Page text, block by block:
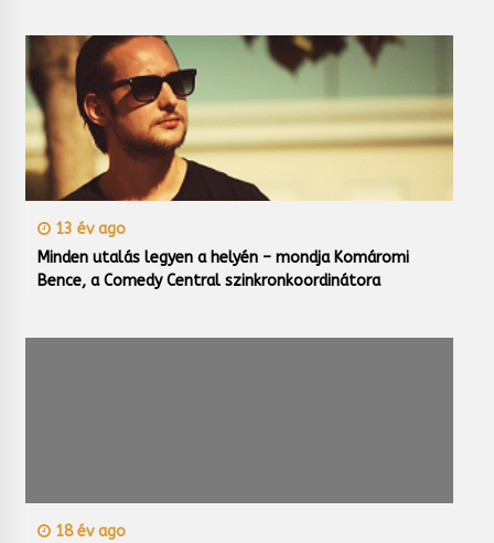
13 év ago
Minden utalás legyen a helyén – mondja Komáromi
Bence, a Comedy Central szinkronkoordinátora
18 év ago